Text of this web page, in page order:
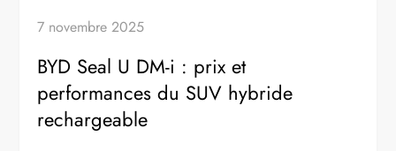
7 novembre 2025
BYD Seal U DM-i : prix et
performances du SUV hybride
rechargeable